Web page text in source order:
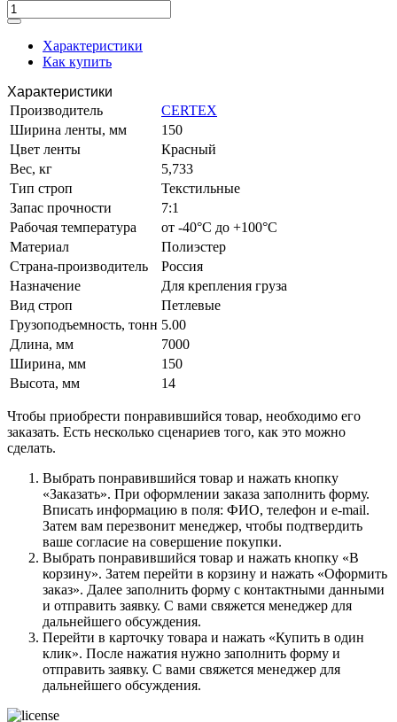
Характеристики
Как купить
Характеристики
Производитель
CERTEX
Ширина ленты, мм
150
Цвет ленты
Красный
Вес, кг
5,733
Тип строп
Текстильные
Запас прочности
7:1
Рабочая температура
от -40°C до +100°C
Материал
Полиэстер
Страна-производитель
Россия
Назначение
Для крепления груза
Вид строп
Петлевые
Грузоподъемность, тонн 5.00
Длина, мм
7000
Ширина, мм
150
Высота, мм
14
Чтобы приобрести понравившийся товар, необходимо его
заказать. Есть несколько сценариев того, как это можно
сделать.
Выбрать понравившийся товар и нажать кнопку
«Заказать». При оформлении заказа заполнить форму.
Вписать информацию в поля: ФИО, телефон и e-mail.
Затем вам перезвонит менеджер, чтобы подтвердить
ваше согласие на совершение покупки.
Выбрать понравившийся товар и нажать кнопку «В
корзину». Затем перейти в корзину и нажать «Оформить
заказ». Далее заполнить форму с контактными данными
и отправить заявку. С вами свяжется менеджер для
дальнейшего обсуждения.
Перейти в карточку товара и нажать «Купить в один
клик». После нажатия нужно заполнить форму и
отправить заявку. С вами свяжется менеджер для
дальнейшего обсуждения.